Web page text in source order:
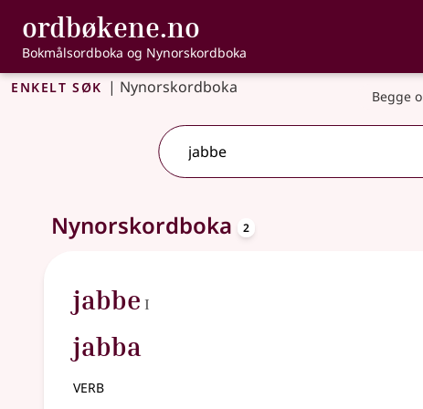
Gå til hovudinnhald
Tilgjenge
ordbøkene.no ,
Bokmålsordboka og Nynorskordboka
Enkelt søk | Nynorskordboka Begge
2 treff.Ytterlegare søkjeforslag tilgjengelege
Nynorskordboka 2
jabbe I
jabba
verb